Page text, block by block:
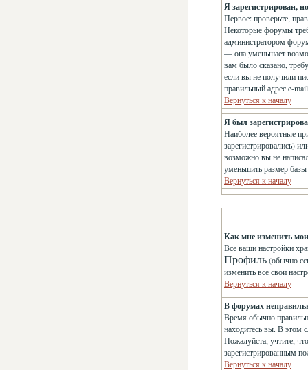
Я зарегистрирован,
Первое: проверьте,
Некоторые форумы
администратором
— она уменьшает
вам было сказано,
если вы не получили
правильный адрес e-
Вернуться к началу
Я был
Наиболее вероятные
зарегистрировались)
возможно вы не
уменьшить размер базы
Вернуться к началу
Как мне изменить
Все ваши настройки
Профиль(обычно
изменить все свои
Вернуться к началу
В форумах
Время обычно
находитесь вы. В этом
Пожалуйста, учтите,
зарегистрированным
Вернуться к началу